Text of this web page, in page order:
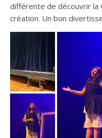
différente de découvrir la
création. Un bon